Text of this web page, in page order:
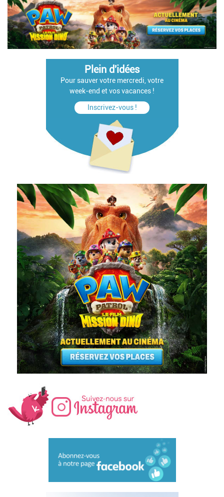
Plein d'idées
Pour sauver votre mercredi, votre
week-end et vos vacances !
Inscrivez-vous !